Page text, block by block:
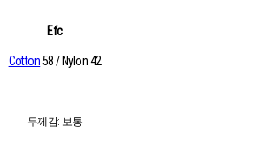
Efc
Cotton58 / Nylon 42
두께감: 보통